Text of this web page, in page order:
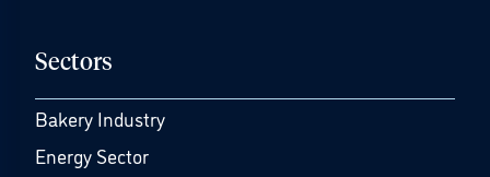
Sectors
Bakery Industry
Energy Sector